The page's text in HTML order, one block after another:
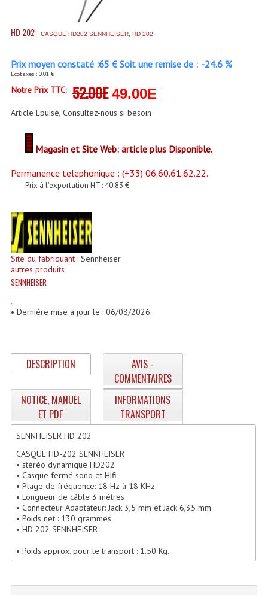
Compresseurs , Limiteurs , Noise Gate
Enceintes Et Caissons Basses
Packs Sono
Enceintes Amplifiées Actives
Retours De Scène
Caisson De Basse Amplifié
Enceinte Nomade Bluetooth
Enceintes Autonomes Portables Amplifiées
Enceintes Monitoring
Filtres Actifs, Correcteurs
Haut-Parleurs Moteurs Tweeters Filtres
Filtres Passifs
Haut-Parleurs Amplis Guitare
Moteurs Pavillons Pour Enceinte
Tweeters Pour Enceintes
Lecteurs Audio & Sources
HD 202 CASQUE HD202 SENNHEISER, HD 202
Prix moyen constaté :65€ Soit une remise de : -24.6 %
Ecotaxes : 0.01 €
Notre Prix TTC: 52.00E 49.00E
Article Epuisé, Consultez-nous si besoin
Magasin et Site Web: article plus Disponible.
Permanence telephonique : (+33) 06.60.61.62.22.
Prix à l'exportation HT : 40.83 €
Site du fabriquant :Sennheiser
autres produits
SENNHEISER
.
• Dernière mise à jour le : 06/08/2026
DESCRIPTION
AVIS -
COMMENTAIRES
NOTICE, MANUEL
ET PDF
INFORMATIONS
TRANSPORT
SENNHEISER HD 202
CASQUE HD-202 SENNHEISER
• stéréo dynamique HD202
• Casque fermé sono et Hifi
• Plage de fréquence: 18 Hz à 18 KHz
• Longueur de câble 3 mètres
• Connecteur Adaptateur: Jack 3,5 mm et Jack 6,35 mm
• Poids net : 130 grammes
• HD 202 SENNHEISER
• Poids approx. pour le transport : 1.50 Kg.